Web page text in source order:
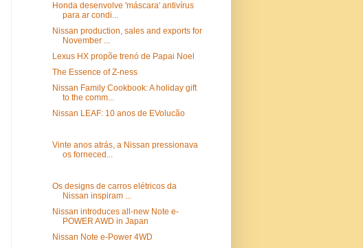
Honda desenvolve 'máscara' antivírus
para ar condi...
Nissan production, sales and exports for
November ...
Lexus HX propõe trenó de Papai Noel
The Essence of Z-ness
Nissan Family Cookbook: A holiday gift
to the comm...
Nissan LEAF: 10 anos de EVolucão
Vinte anos atrás, a Nissan pressionava
os forneced...
Os designs de carros elétricos da
Nissan inspiram ...
Nissan introduces all-new Note e-
POWER AWD in Japan
Nissan Note e-Power 4WD